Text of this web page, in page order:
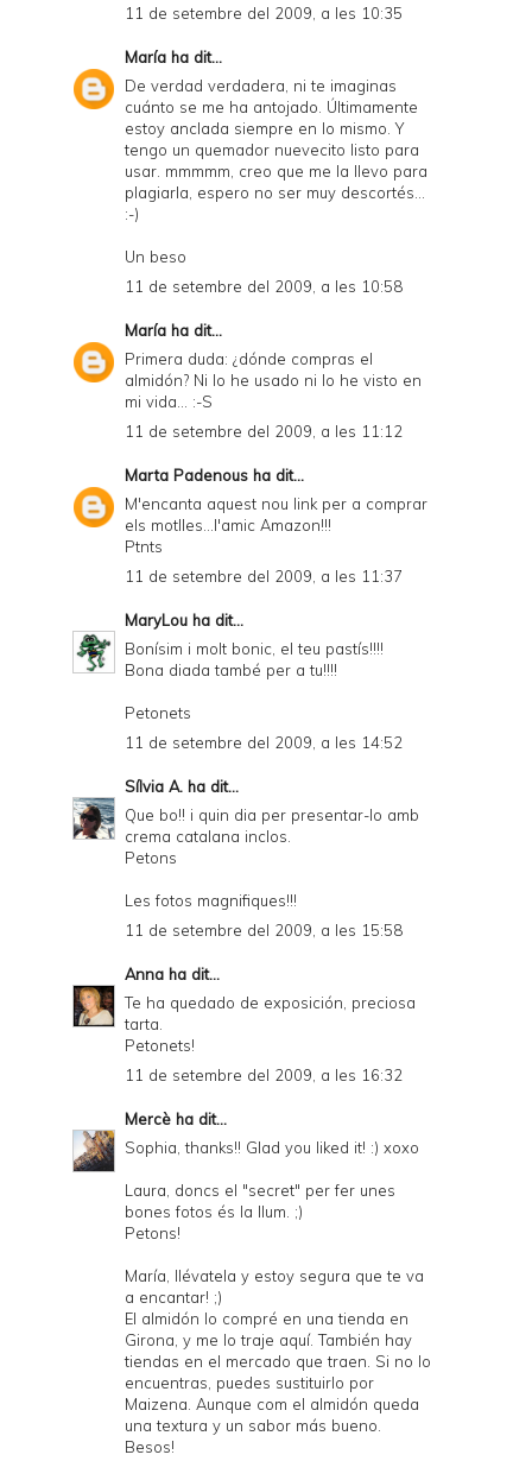
d
P
D
F
11 de setembre del 2009, a les 10:35
María ha dit...
De verdad verdadera, ni te imaginas
cuánto se me ha antojado. Últimamente
estoy anclada siempre en lo mismo. Y
tengo un quemador nuevecito listo para
usar. mmmmm, creo que me la llevo para
plagiarla, espero no ser muy descortés...
:-)
Un beso
11 de setembre del 2009, a les 10:58
María ha dit...
Primera duda: ¿dónde compras el
almidón? Ni lo he usado ni lo he visto en
mi vida... :-S
11 de setembre del 2009, a les 11:12
Marta Padenous ha dit...
M'encanta aquest nou link per a comprar
els motlles...l'amic Amazon!!!
Ptnts
11 de setembre del 2009, a les 11:37
MaryLou ha dit...
Bonísim i molt bonic, el teu pastís!!!!
Bona diada també per a tu!!!!
Petonets
11 de setembre del 2009, a les 14:52
Sílvia A. ha dit...
Que bo!! i quin dia per presentar-lo amb
crema catalana inclos.
Petons
Les fotos magnifiques!!!
11 de setembre del 2009, a les 15:58
Anna ha dit...
Te ha quedado de exposición, preciosa
tarta.
Petonets!
11 de setembre del 2009, a les 16:32
Mercè ha dit...
Sophia, thanks!! Glad you liked it! :) xoxo
Laura, doncs el "secret" per fer unes
bones fotos és la llum. ;)
Petons!
María, llévatela y estoy segura que te va
a encantar! ;)
El almidón lo compré en una tienda en
Girona, y me lo traje aquí. También hay
tiendas en el mercado que traen. Si no lo
encuentras, puedes sustituirlo por
Maizena. Aunque com el almidón queda
una textura y un sabor más bueno.
Besos!